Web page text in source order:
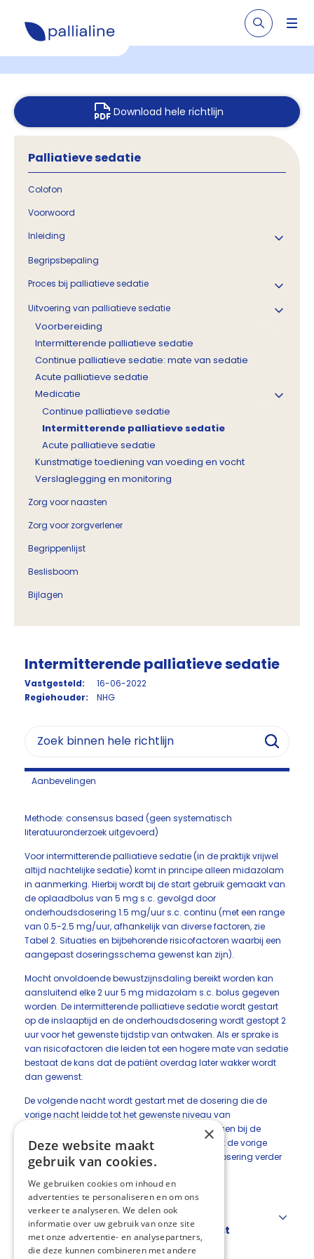
Download hele richtlijn
Palliatieve sedatie
Colofon
Voorwoord
Inleiding
Begripsbepaling
Proces bij palliatieve sedatie
Uitvoering van palliatieve sedatie
Voorbereiding
Intermitterende palliatieve sedatie
Continue palliatieve sedatie: mate van sedatie
Acute palliatieve sedatie
Medicatie
Continue palliatieve sedatie
Intermitterende palliatieve sedatie
Acute palliatieve sedatie
Kunstmatige toediening van voeding en vocht
Verslaglegging en monitoring
Zorg voor naasten
Zorg voor zorgverlener
Begrippenlijst
Beslisboom
Bijlagen
Intermitterende palliatieve sedatie
Vastgesteld:
16-06-2022
Regiehouder:
NHG
Aanbevelingen
Methode: consensus based (geen systematisch
literatuuronderzoek uitgevoerd)
Voor intermitterende palliatieve sedatie (in de praktijk vrijwel
altijd nachtelijke sedatie) komt in principe alleen midazolam
in aanmerking. Hierbij wordt bij de start gebruik gemaakt van
de oplaadbolus van 5 mg s.c. gevolgd door
onderhoudsdosering 1.5 mg/uur s.c. continu (met een range
van 0.5-2.5 mg/uur, afhankelijk van diverse factoren, zie
Tabel 2. Situaties en bijbehorende risicofactoren waarbij een
aangepast doseringsschema gewenst kan zijn).
Mocht onvoldoende bewustzijnsdaling bereikt worden kan
aansluitend elke 2 uur 5 mg midazolam s.c. bolus gegeven
worden. De intermitterende palliatieve sedatie wordt gestart
op de inslaaptijd en de onderhoudsdosering wordt gestopt 2
uur voor het gewenste tijdstip van ontwaken. Als er sprake is
van risicofactoren die leiden tot een hogere mate van sedatie
bestaat de kans dat de patiënt overdag later wakker wordt
dan gewenst.
De volgende nacht wordt gestart met de dosering die de
vorige nacht leidde tot het gewenste niveau van
bewustzijnsdaling (waarbij de gegeven bolussen bij de
onderhoudsdosering worden opgeteld). Als dit de vorige
nacht niet bereikt was, wordt de onderhoudsdosering verder
opgehoogd totdat het gewenste niveau van
bewustzijnsdaling is opgetreden.
Tabel 2. Situaties en bijbehorende
risicofactoren waarbij een aangepast
doseringsschema gewenst kan zijn
×
Deze website maakt
gebruik van cookies.
We gebruiken cookies om inhoud en
advertenties te personaliseren en om ons
verkeer te analyseren. We delen ook
informatie over uw gebruik van onze site
met onze advertentie- en analysepartners,
die deze kunnen combineren met andere